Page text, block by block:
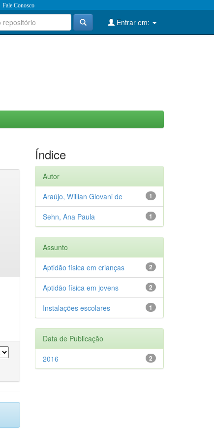
Fale Conosco
Entrar em:
Índice
Autor
1
Araújo, Willian Giovani de
1
Sehn, Ana Paula
Assunto
2
Aptidão física em crianças
2
Aptidão física em jovens
1
Instalações escolares
Data de Publicação
2
2016